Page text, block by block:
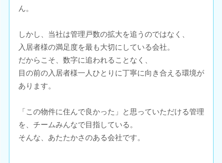
ん。
しかし、当社は管理戸数の拡大を追うのではなく、
入居者様の満足度を最も大切にしている会社。
だからこそ、数字に追われることなく、
目の前の入居者様一人ひとりに丁寧に向き合える環境が
あります。
「この物件に住んで良かった」と思っていただける管理
を、チームみんなで目指している。
そんな、あたたかさのある会社です。